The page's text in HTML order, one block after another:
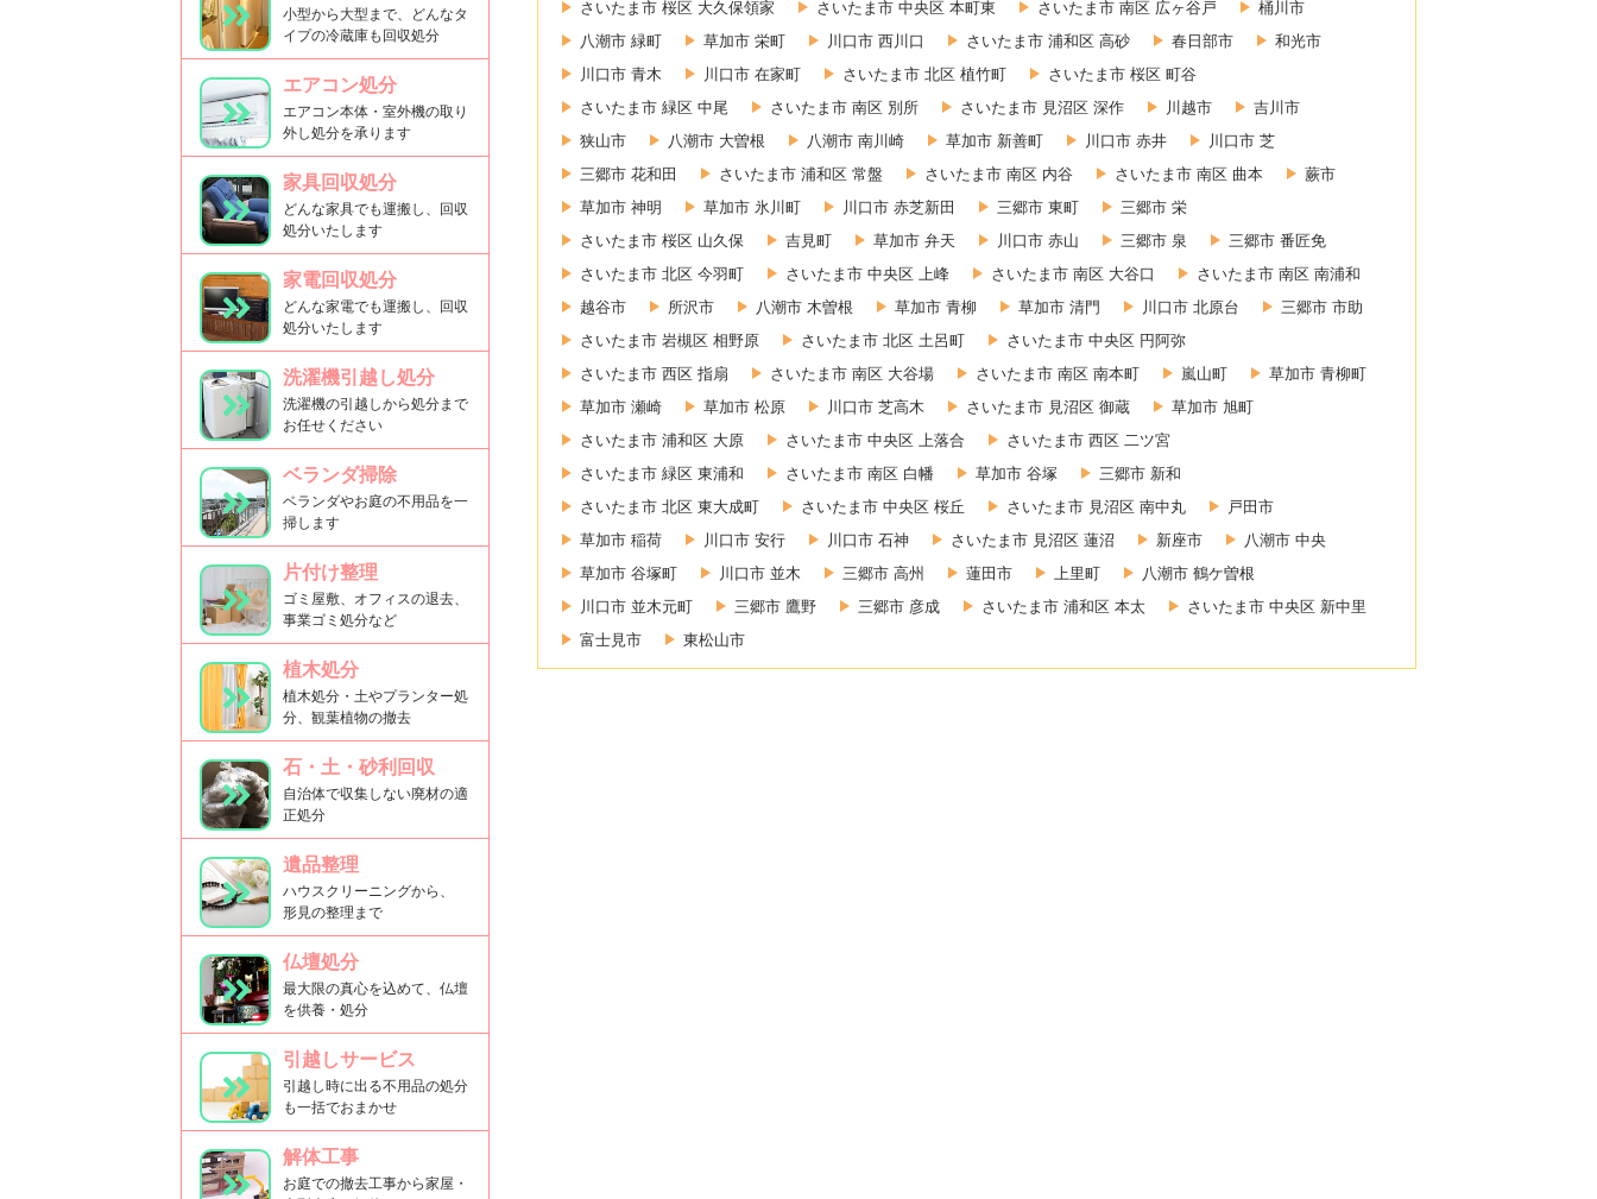
さいたま市 桜区 大久保領家
さいたま市 中央区 本町東 さいたま市 南区 広ヶ谷戸
桶川市
八潮市 緑町
草加市 栄町 川口市 西川口 さいたま市 浦和区 高砂 春日部市
和光市
川口市 青木
川口市 在家町 さいたま市 北区 植竹町
さいたま市 桜区 町谷
さいたま市 緑区 中尾
さいたま市 南区 別所 さいたま市 見沼区 深作 川越市
吉川市
狭山市
八潮市 大曽根 八潮市 南川崎 草加市 新善町 川口市 赤井
川口市 芝
三郷市 花和田
さいたま市 浦和区 常盤 さいたま市 南区 内谷 さいたま市 南区 曲本
蕨市
草加市 神明
草加市 氷川町 川口市 赤芝新田 三郷市 東町
三郷市 栄
さいたま市 桜区 山久保
吉見町 草加市 弁天 川口市 赤山 三郷市 泉
三郷市 番匠免
さいたま市 北区 今羽町
さいたま市 中央区 上峰 さいたま市 南区 大谷口
さいたま市 南区 南浦和
越谷市
所沢市 八潮市 木曽根 草加市 青柳 草加市 清門 川口市 北原台
三郷市 市助
さいたま市 岩槻区 相野原
さいたま市 北区 土呂町
さいたま市 中央区 円阿弥
さいたま市 西区 指扇
さいたま市 南区 大谷場 さいたま市 南区 南本町 嵐山町
草加市 青柳町
草加市 瀬崎
草加市 松原 川口市 芝高木 さいたま市 見沼区 御蔵
草加市 旭町
さいたま市 浦和区 大原
さいたま市 中央区 上落合
さいたま市 西区 二ツ宮
さいたま市 緑区 東浦和
さいたま市 南区 白幡 草加市 谷塚
三郷市 新和
さいたま市 北区 東大成町
さいたま市 中央区 桜丘 さいたま市 見沼区 南中丸
戸田市
草加市 稲荷
川口市 安行 川口市 石神 さいたま市 見沼区 蓮沼 新座市
八潮市 中央
草加市 谷塚町
川口市 並木 三郷市 高州 蓮田市 上里町
八潮市 鶴ケ曽根
川口市 並木元町
三郷市 鷹野 三郷市 彦成 さいたま市 浦和区 本太
さいたま市 中央区 新中里
富士見市
東松山市
小型から大型まで、どんなタ
イプの冷蔵庫も回収処分
エアコン処分
エアコン本体・室外機の取り
外し処分を承ります
家具回収処分
どんな家具でも運搬し、回収
処分いたします
家電回収処分
どんな家電でも運搬し、回収
処分いたします
洗濯機引越し処分
洗濯機の引越しから処分まで
お任せください
ベランダ掃除
ベランダやお庭の不用品を一
掃します
片付け整理
ゴミ屋敷、オフィスの退去、
事業ゴミ処分など
植木処分
植木処分・土やプランター処
分、観葉植物の撤去
石・土・砂利回収
自治体で収集しない廃材の適
正処分
遺品整理
ハウスクリーニングから、
形見の整理まで
仏壇処分
最大限の真心を込めて、仏壇
を供養・処分
引越しサービス
引越し時に出る不用品の処分
も一括でおまかせ
解体工事
お庭での撤去工事から家屋・